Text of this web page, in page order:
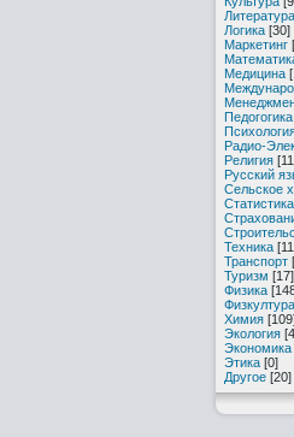
Литература
Логика [30]
Маркетинг
Медицина
Педогогика
Радио-
Религия
Русский
Сельское
Статистика
Техника
Транспорт
Туризм [17]
Физика
Физкултура
Химия
Экология
Экономика
Этика [0]
Другое [20]